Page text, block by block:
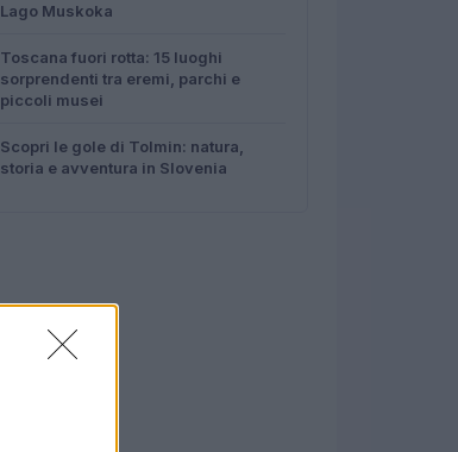
Lago Muskoka
Toscana fuori rotta: 15 luoghi
sorprendenti tra eremi, parchi e
piccoli musei
Scopri le gole di Tolmin: natura,
storia e avventura in Slovenia